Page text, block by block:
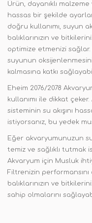
Ürün, dayanıklı malzeme
hassas bir şekilde
doğru kullanımı, suyun
balıklarınızın ve
optimize etmenizi
suyunun
kalmasına katkı
Eheim 2076/2078
kullanımı ile dikkat
sisteminin su akışını
istiyorsanız, bu yedek
Eğer akvaryumunuzun
temiz ve sağlıklı tutmak
Akvaryum için Musluk
Filtrenizin
balıklarınızın ve
sahip olmalarını